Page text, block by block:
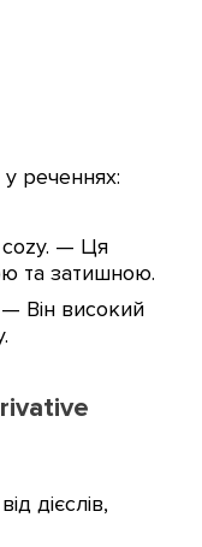
реченнях:
cozy. — Ця
та затишною.
Він високий
дієслів,